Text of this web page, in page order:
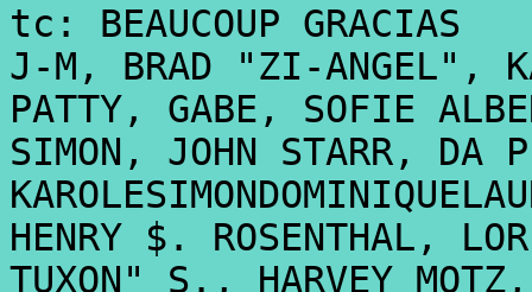
tc: BEAUCOUP GRACIAS
J-M, BRAD "ZI-ANGEL",
PATTY, GABE, SOFIE
SIMON, JOHN STARR, DA
HENRY $. ROSENTHAL,
TUXON" S., HARVEY